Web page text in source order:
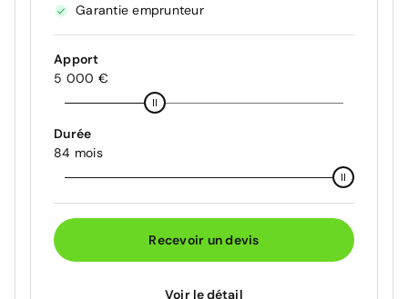
Garantie emprunteur
Apport
5 000 €
Durée
84 mois
Recevoir un devis
Voir le détail